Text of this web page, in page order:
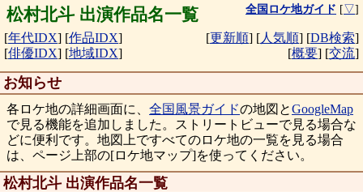
松村北斗 出演作品名一覧 全国ロケ地ガイド [▽]
[年代IDX] [作品IDX]
[俳優IDX] [地域IDX]
[更新順] [人気順] [DB検索]
[概要] [交流]
お知らせ
各ロケ地の詳細画面に、 全国風景ガイドの地図とGoogleMap
で見る機能を追加しました。ストリートビューで見る場合な
どに便利です。地図上ですべてのロケ地の一覧を見る場合
は、ページ上部の[ロケ地マップ]を使ってください。
松村北斗 出演作品名一覧